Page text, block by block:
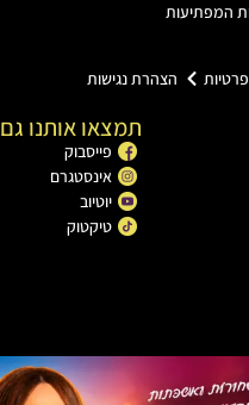
הצהרת נגישות
תמצאו אותנו גם כאן
פייסבוק
אינסטגרם
יוטיוב
טיקטוק